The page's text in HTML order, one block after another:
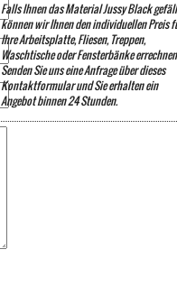
Falls Ihnen das Material Jussy Black
können wir Ihnen den individuellen Preis
Ihre Arbeitsplatte, Fliesen, Treppen,
Waschtische oder Fensterbänke
Senden Sie uns eine Anfrage über dieses
Kontaktformular und Sie erhalten ein
Angebot binnen 24 Stunden.